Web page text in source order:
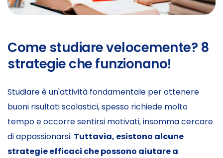
Come studiare velocemente? 8
strategie che funzionano!
Studiare è un'attività fondamentale per ottenere
buoni risultati scolastici, spesso richiede molto
tempo e occorre sentirsi motivati, insomma cercare
di appassionarsi. Tuttavia, esistono alcune
strategie efficaci che possono aiutare a